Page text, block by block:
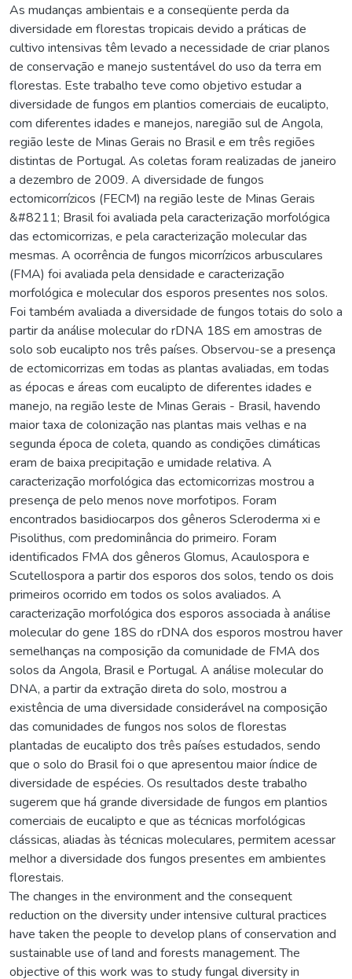
As mudanças ambientais e a conseqüente perda da
diversidade em florestas tropicais devido a práticas de
cultivo intensivas têm levado a necessidade de criar planos
de conservação e manejo sustentável do uso da terra em
florestas. Este trabalho teve como objetivo estudar a
diversidade de fungos em plantios comerciais de eucalipto,
com diferentes idades e manejos, naregião sul de Angola,
região leste de Minas Gerais no Brasil e em três regiões
distintas de Portugal. As coletas foram realizadas de janeiro
a dezembro de 2009. A diversidade de fungos
ectomicorrízicos (FECM) na região leste de Minas Gerais
&#8211; Brasil foi avaliada pela caracterização morfológica
das ectomicorrizas, e pela caracterização molecular das
mesmas. A ocorrência de fungos micorrízicos arbusculares
(FMA) foi avaliada pela densidade e caracterização
morfológica e molecular dos esporos presentes nos solos.
Foi também avaliada a diversidade de fungos totais do solo a
partir da análise molecular do rDNA 18S em amostras de
solo sob eucalipto nos três países. Observou-se a presença
de ectomicorrizas em todas as plantas avaliadas, em todas
as épocas e áreas com eucalipto de diferentes idades e
manejo, na região leste de Minas Gerais - Brasil, havendo
maior taxa de colonização nas plantas mais velhas e na
segunda época de coleta, quando as condições climáticas
eram de baixa precipitação e umidade relativa. A
caracterização morfológica das ectomicorrizas mostrou a
presença de pelo menos nove morfotipos. Foram
encontrados basidiocarpos dos gêneros Scleroderma xi e
Pisolithus, com predominância do primeiro. Foram
identificados FMA dos gêneros Glomus, Acaulospora e
Scutellospora a partir dos esporos dos solos, tendo os dois
primeiros ocorrido em todos os solos avaliados. A
caracterização morfológica dos esporos associada à análise
molecular do gene 18S do rDNA dos esporos mostrou haver
semelhanças na composição da comunidade de FMA dos
solos da Angola, Brasil e Portugal. A análise molecular do
DNA, a partir da extração direta do solo, mostrou a
existência de uma diversidade considerável na composição
das comunidades de fungos nos solos de florestas
plantadas de eucalipto dos três países estudados, sendo
que o solo do Brasil foi o que apresentou maior índice de
diversidade de espécies. Os resultados deste trabalho
sugerem que há grande diversidade de fungos em plantios
comerciais de eucalipto e que as técnicas morfológicas
clássicas, aliadas às técnicas moleculares, permitem acessar
melhor a diversidade dos fungos presentes em ambientes
florestais.
The changes in the environment and the consequent
reduction on the diversity under intensive cultural practices
have taken the people to develop plans of conservation and
sustainable use of land and forests management. The
objective of this work was to study fungal diversity in